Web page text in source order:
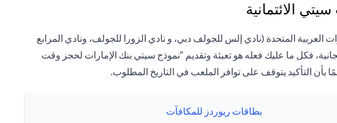
الائتمانية
المتحدة (نادي إلس للجولف دبي، و نادي الزورا للجولف، ونادي المرابع
فكل ما عليك فعله هو تعبئة وتقديم "نموذج سيتي بنك الإمارات لحجز وقت
بطاقات ريوردز للمكافآت